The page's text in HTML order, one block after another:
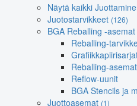
Näytä kaikki
Juotostarvikkeet (126)
BGA Reballing -asemat
Reballing-
Reballing-asemat
Reflow-uunit
BGA Stencils ja
Juottoasemat (1)